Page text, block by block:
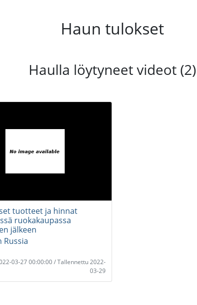
Haun tulokset
Haulla löytyneet videot (2)
tuotteet ja hinnat
ruokakaupassa
jälkeen
Russia
03-27 00:00:00 / Tallennettu 2022-
03-29